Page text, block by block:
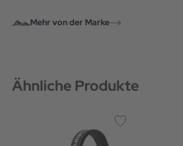
Mehr von der Marke
Ähnliche Produkte